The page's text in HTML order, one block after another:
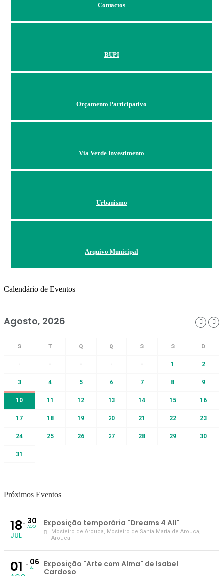
Contactos
BUPI
Orçamento Participativo
Via Verde Investimento
Urbanismo
Arquivo Municipal
Calendário de Eventos
Agosto, 2026
- - - - - 1 2
3 4 5 6 7 8 9
10 11 12 13 14 15 16
17 18 19 20 21 22 23
24 25 26 27 28 29 30
31
Próximos Eventos
18
JUL
30
AGO Exposição temporária "Dreams 4 All"
Mosteiro de Arouca, Mosteiro de Santa Maria de Arouca,
Arouca
01 06
SET
Exposição "Arte com Alma" de Isabel
Cardoso